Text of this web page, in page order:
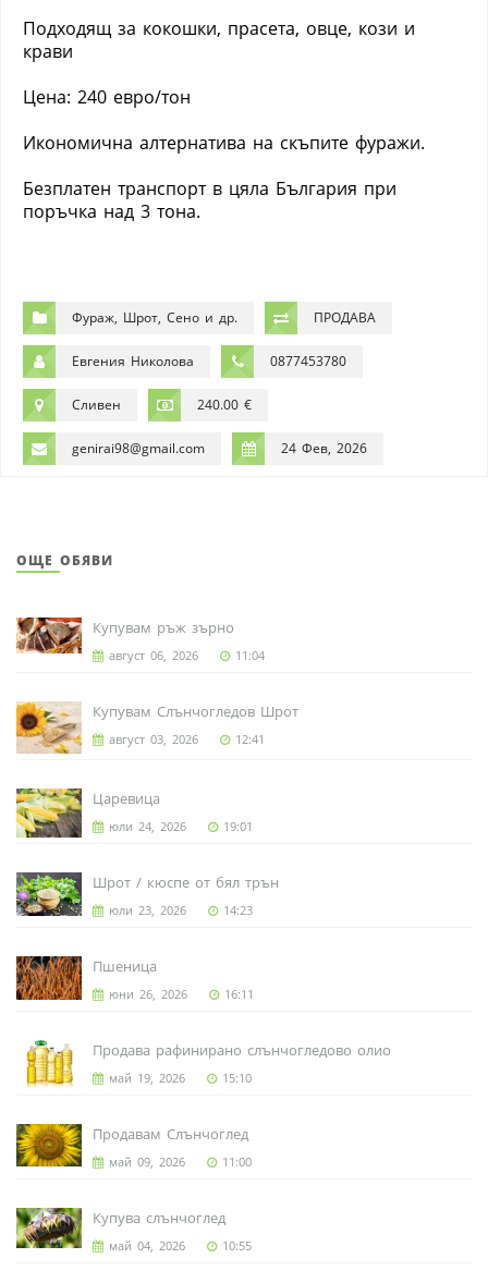
Подходящ за кокошки, прасета, овце, кози и
крави
Цена: 240 евро/тон
Икономична алтернатива на скъпите фуражи.
Безплатен транспорт в цяла България при
поръчка над 3 тона.
Фураж, Шрот, Сено и др. ПРОДАВА
Евгения Николова 0877453780
Сливен 240.00 €
genirai98@gmail.com 24 Фев, 2026
ОЩЕ ОБЯВИ
Купувам ръж зърно
август 06, 2026 11:04
Купувам Слънчогледов Шрот
август 03, 2026 12:41
Царевица
юли 24, 2026 19:01
Шрот / кюспе от бял трън
юли 23, 2026 14:23
Пшеница
юни 26, 2026 16:11
Продава рафинирано слънчогледово олио
май 19, 2026 15:10
Продавам Слънчоглед
май 09, 2026 11:00
Купува слънчоглед
май 04, 2026 10:55